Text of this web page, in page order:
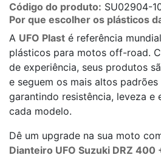
Código do produto: SU02904-
Por que escolher os plásticos
A UFO Plast é referência
plásticos para motos off-road.
de experiência, seus produtos
e seguem os mais altos
garantindo resistência, leveza e
cada modelo.
Dê um upgrade na sua moto
Dianteiro UFO Suzuki DRZ 400